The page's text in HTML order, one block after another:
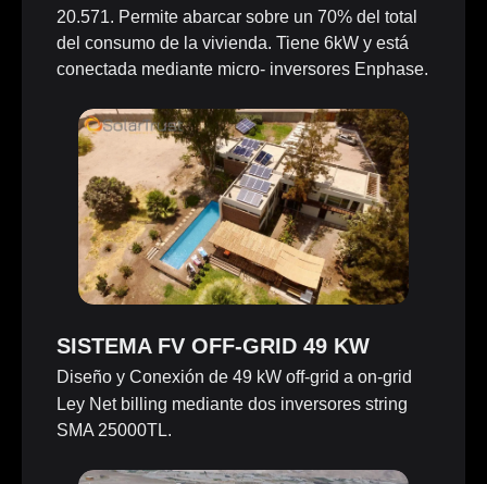
20.571. Permite abarcar sobre un 70% del total
del consumo de la vivienda. Tiene 6kW y está
conectada mediante micro- inversores Enphase.
SISTEMA FV OFF-GRID 49 KW
Diseño y Conexión de 49 kW off-grid a on-grid
Ley Net billing mediante dos inversores string
SMA 25000TL.